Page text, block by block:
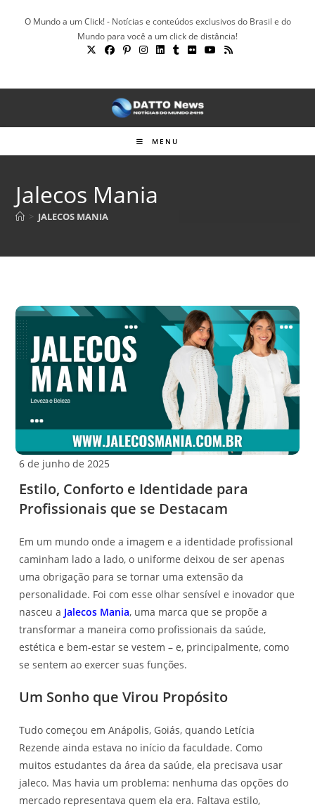
O Mundo a um Click! - Notícias e conteúdos exclusivos do Brasil e do
Mundo para você a um click de distância!
MENU
Jalecos Mania
> JALECOS MANIA
6 de junho de 2025
Estilo, Conforto e Identidade para
Profissionais que se Destacam
Em um mundo onde a imagem e a identidade profissional
caminham lado a lado, o uniforme deixou de ser apenas
uma obrigação para se tornar uma extensão da
personalidade. Foi com esse olhar sensível e inovador que
nasceu a Jalecos Mania, uma marca que se propõe a
transformar a maneira como profissionais da saúde,
estética e bem-estar se vestem – e, principalmente, como
se sentem ao exercer suas funções.
Um Sonho que Virou Propósito
Tudo começou em Anápolis, Goiás, quando Letícia
Rezende ainda estava no início da faculdade. Como
muitos estudantes da área da saúde, ela precisava usar
jaleco. Mas havia um problema: nenhuma das opções do
mercado representava quem ela era. Faltava estilo,